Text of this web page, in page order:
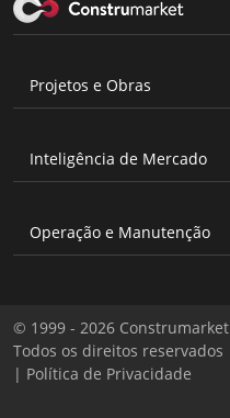
Projetos e Obras
Inteligência de Mercado
Operação e Manutenção
© 1999 - 2026 Construmarket
Todos os direitos reservados
| Política de Privacidade